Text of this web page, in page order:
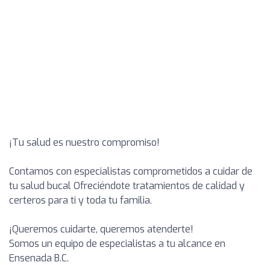
¡Tu salud es nuestro compromiso!
Contamos con especialistas comprometidos a cuidar de
tu salud bucal Ofreciéndote tratamientos de calidad y
certeros para ti y toda tu familia.
¡Queremos cuidarte, queremos atenderte!
Somos un equipo de especialistas a tu alcance en
Ensenada B.C.